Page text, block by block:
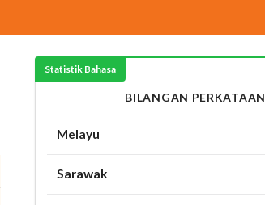
Statistik Bahasa
BILANGAN PERKATAAN
Melayu
Sarawak